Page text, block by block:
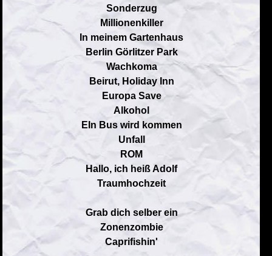
Sonderzug
Millionenkiller
In meinem Gartenhaus
Berlin Görlitzer Park
Wachkoma
Beirut, Holiday Inn
Europa Save
Alkohol
EIn Bus wird kommen
Unfall
ROM
Hallo, ich heiß Adolf
Traumhochzeit
Grab dich selber ein
Zonenzombie
Caprifishin'